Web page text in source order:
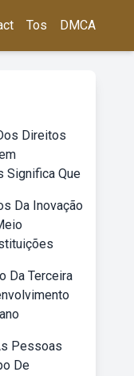
Tos DMCA
Direitos
Significa Que
Da Inovação
Da Terceira
Pessoas
De